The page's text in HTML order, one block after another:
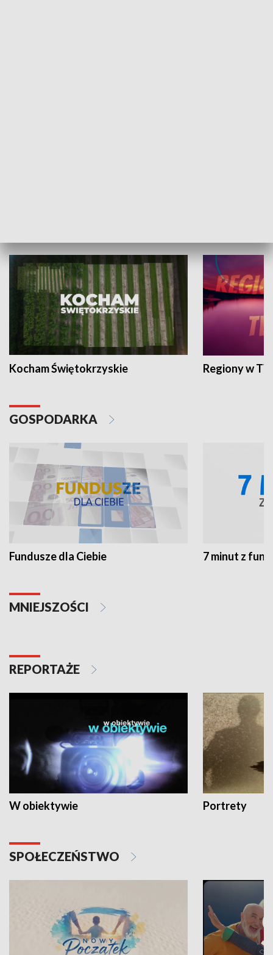
Kocham Świętokrzyskie Regiony w
GOSPODARKA
Fundusze dla Ciebie 7 minut z
MNIEJSZOŚCI
REPORTAŻE
W obiektywie Portrety
SPOŁECZEŃSTWO